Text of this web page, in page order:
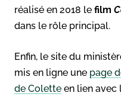
réalisé en 2018 le film
dans le rôle principal.
Enfin, le site du
mis en ligne une page
de Colette en lien avec